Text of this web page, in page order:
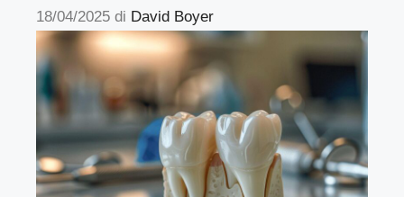
18/04/2025 di David Boyer